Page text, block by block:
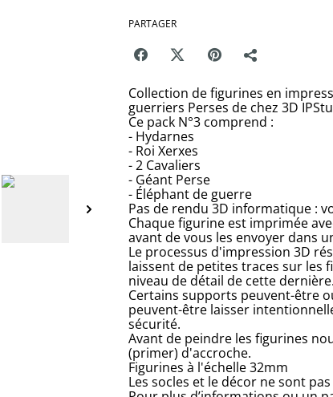
PARTAGER
Collection de figurines en
guerriers Perses de chez 3D
Ce pack N°3 comprend :
- Hydarnes
- Roi Xerxes
- 2 Cavaliers
- Géant Perse
- Éléphant de guerre
Pas de rendu 3D informatique :
Chaque figurine est imprimée
avant de vous les envoyer dans
Le processus d'impression 3D
laissent de petites traces sur les
niveau de détail de cette dernière.
Certains supports peuvent-être
peuvent-être laisser
sécurité.
Avant de peindre les figurines
(primer) d'accroche.
Figurines à l'échelle 32mm
Les socles et le décor ne sont